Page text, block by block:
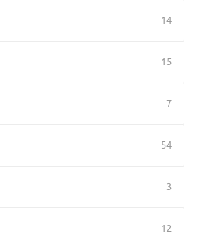
14
15
7
54
3
12